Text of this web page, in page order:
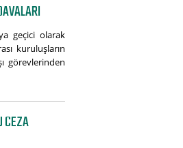
geçici olarak
kuruluşların
görevlerinden
CEZA